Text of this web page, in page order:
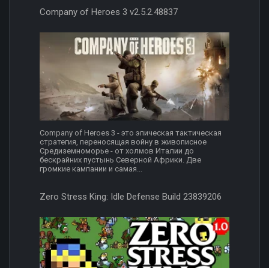
Company of Heroes 3 v2.5.2.48837
Company of Heroes 3 - это эпическая тактическая
стратегия, переносящая войну в живописное
Средиземноморье - от холмов Италии до
бескрайних пустынь Северной Африки. Две
громкие кампании и самая...
Zero Stress King: Idle Defense Build 23839206